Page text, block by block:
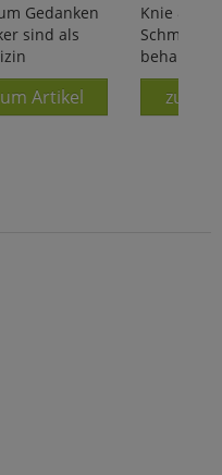
Gedanken
sind als
Artikel
Knie &
behandeln
zum